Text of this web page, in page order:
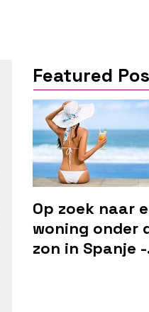
Featured
Op zoek naar
woning onder
zon in Spanje -